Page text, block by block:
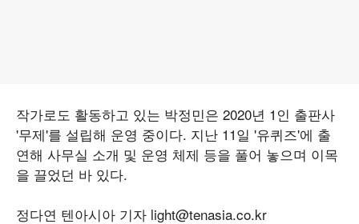
작가로도 활동하고 있는 박정민은 2020년 1인 출판사
'무제'를 설립해 운영 중이다. 지난 11일 '유퀴즈'에 출
연해 사무실 소개 및 운영 체제 등을 풀어 놓으며 이목
을 끌었던 바 있다.
정다연 텐아시아 기자 light@tenasia.co.kr